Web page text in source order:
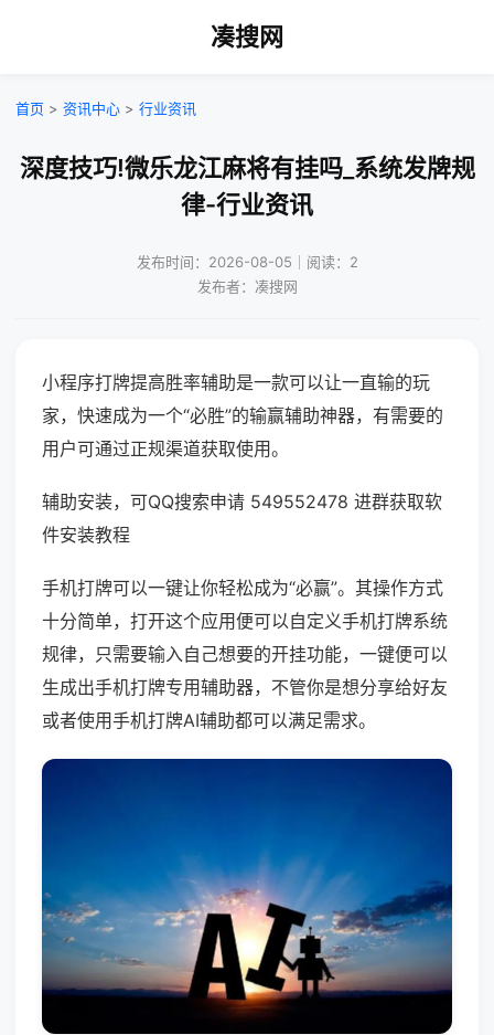
凑搜网
首页 > 资讯中心 > 行业资讯
深度技巧!微乐龙江麻将有挂吗_系统发牌规
律-行业资讯
发布时间：2026-08-05｜阅读：2
发布者：凑搜网
小程序打牌提高胜率辅助是一款可以让一直输的玩
家，快速成为一个“必胜”的输赢辅助神器，有需要的
用户可通过正规渠道获取使用。
辅助安装，可QQ搜索申请 549552478 进群获取软
件安装教程
手机打牌可以一键让你轻松成为“必赢”。其操作方式
十分简单，打开这个应用便可以自定义手机打牌系统
规律，只需要输入自己想要的开挂功能，一键便可以
生成出手机打牌专用辅助器，不管你是想分享给好友
或者使用手机打牌AI辅助都可以满足需求。